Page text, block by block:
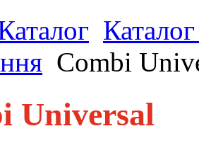
Combi
Universal